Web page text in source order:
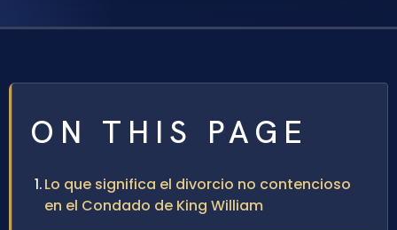
ON THIS PAGE
Lo que significa el divorcio no contencioso
en el Condado de King William